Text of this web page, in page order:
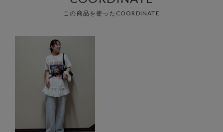
この商品を使ったCOORDINATE